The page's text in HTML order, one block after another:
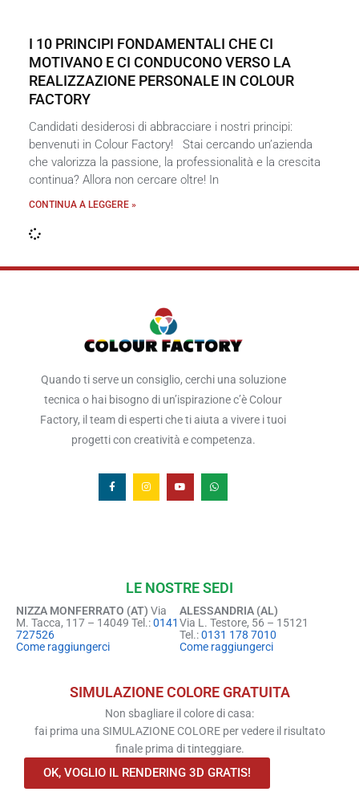
I 10 PRINCIPI FONDAMENTALI CHE CI
MOTIVANO E CI CONDUCONO VERSO LA
REALIZZAZIONE PERSONALE IN COLOUR
FACTORY
Candidati desiderosi di abbracciare i nostri principi:
benvenuti in Colour Factory! Stai cercando un’azienda
che valorizza la passione, la professionalità e la crescita
continua? Allora non cercare oltre! In
CONTINUA A LEGGERE »
Quando ti serve un consiglio, cerchi una soluzione
tecnica o hai bisogno di un’ispirazione c’è Colour
Factory, il team di esperti che ti aiuta a vivere i tuoi
progetti con creatività e competenza.
LE NOSTRE SEDI
NIZZA MONFERRATO (AT) Via
M. Tacca, 117 – 14049 Tel.:0141
727526
Come raggiungerci
ALESSANDRIA (AL)
Via L. Testore, 56 – 15121
Tel.:0131 178 7010
Come raggiungerci
SIMULAZIONE COLORE GRATUITA
Non sbagliare il colore di casa:
fai prima una SIMULAZIONE COLORE per vedere il risultato
finale prima di tinteggiare.
OK, VOGLIO IL RENDERING 3D GRATIS!